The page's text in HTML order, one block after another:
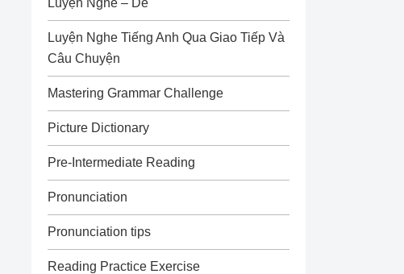
Luyện Nghe – Dễ
Luyện Nghe Tiếng Anh Qua Giao Tiếp Và
Câu Chuyện
Mastering Grammar Challenge
Picture Dictionary
Pre-Intermediate Reading
Pronunciation
Pronunciation tips
Reading Practice Exercise